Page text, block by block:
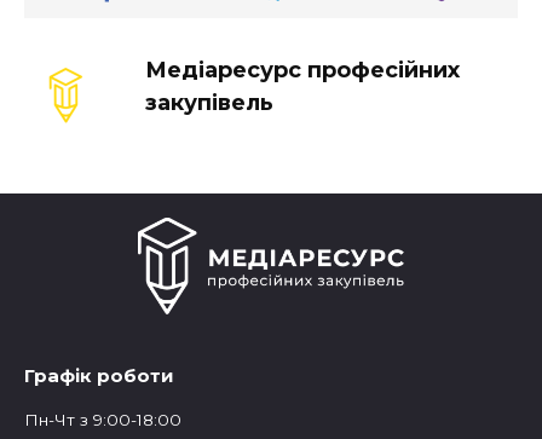
Медіаресурс професійних
закупівель
Графік роботи
Пн-Чт з 9:00-18:00